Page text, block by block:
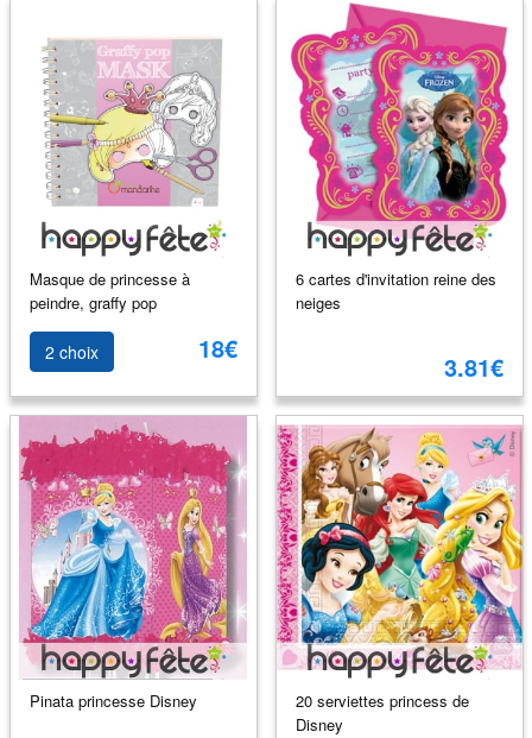
Masque de princesse à
peindre, graffy pop
2 choix 18€
6 cartes d'invitation reine des
neiges
3.81€
Pinata princesse Disney
20 serviettes princess de
Disney